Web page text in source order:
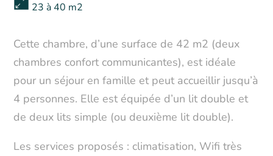
23 à 40 m2
Cette chambre, d’une surface de 42 m2 (deux
chambres confort communicantes), est idéale
pour un séjour en famille et peut accueillir jusqu’à
4 personnes. Elle est équipée d’un lit double et
de deux lits simple (ou deuxième lit double).
Les services proposés : climatisation, Wifi très